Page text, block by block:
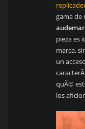
gama de
pieza es
marca,
un
quÃ©
los